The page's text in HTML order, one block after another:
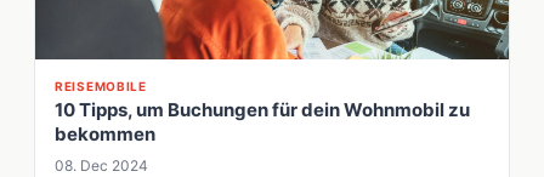
REISEMOBILE
10 Tipps, um Buchungen für dein Wohnmobil zu
bekommen
08. Dec 2024